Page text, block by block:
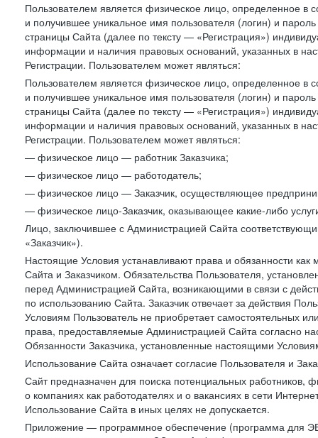
Пользователем является физическое лицо, определенное в
и получившее уникальное имя пользователя (логин) и
страницы Сайта (далее по тексту — «Регистрация»)
информации и наличия правовых оснований, указанных в
Регистрации. Пользователем может являться:
Пользователем является физическое лицо, определенное в
и получившее уникальное имя пользователя (логин) и
страницы Сайта (далее по тексту — «Регистрация»)
информации и наличия правовых оснований, указанных в
Регистрации. Пользователем может являться:
— физическое лицо — работник Заказчика;
— физическое лицо — работодатель;
— физическое лицо — Заказчик, осуществляющее
— физическое лицо-Заказчик, оказывающее какие-либо
Лицо, заключившее с Администрацией Сайта
«Заказчик»).
Настоящие Условия устанавливают права и обязанности
Сайта и Заказчиком. Обязательства Пользователя,
перед Администрацией Сайта, возникающими в связи с
по использованию Сайта. Заказчик отвечает за действия
Условиям Пользователь не приобретает самостоятельных
права, предоставляемые Администрацией Сайта согласно
Обязанности Заказчика, установленные настоящими
Использование Сайта означает согласие Пользователя и
Сайт предназначен для поиска потенциальных
о компаниях как работодателях и о вакансиях в сети
Использование Сайта в иных целях не допускается.
Приложение — программное обеспечение (программа для